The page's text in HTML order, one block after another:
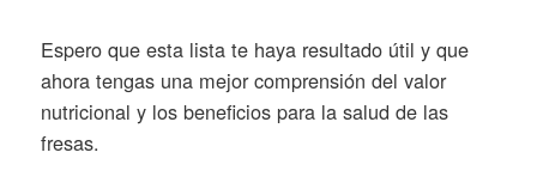
Espero que esta lista te haya resultado útil y que
ahora tengas una mejor comprensión del valor
nutricional y los beneficios para la salud de las
fresas.